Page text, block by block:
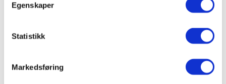
Egenskaper
Statistikk
Markedsføring